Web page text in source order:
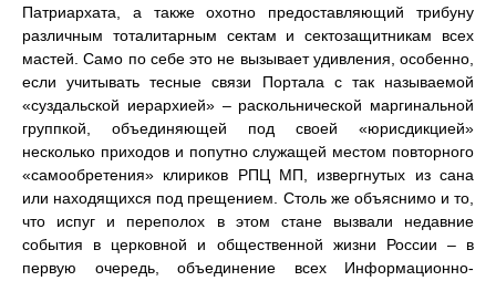
Патриархата, а также охотно предоставляющий трибуну
различным тоталитарным сектам и сектозащитникам всех
мастей. Само по себе это не вызывает удивления, особенно,
если учитывать тесные связи Портала с так называемой
«суздальской иерархией» – раскольнической маргинальной
группкой, объединяющей под своей «юрисдикцией»
несколько приходов и попутно служащей местом повторного
«самообретения» клириков РПЦ МП, извергнутых из сана
или находящихся под прещением. Столь же объяснимо и то,
что испуг и переполох в этом стане вызвали недавние
события в церковной и общественной жизни России – в
первую очередь, объединение всех Информационно-